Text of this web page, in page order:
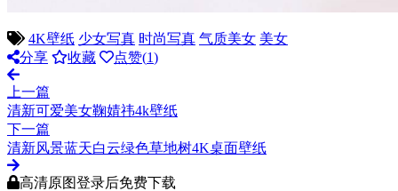
4K壁纸 少女写真 时尚写真 气质美女 美女
分享
收藏 点赞(1)
上一篇
清新可爱美女鞠婧祎4k壁纸
下一篇
清新风景蓝天白云绿色草地树4K桌面壁纸
高清原图登录后免费下载